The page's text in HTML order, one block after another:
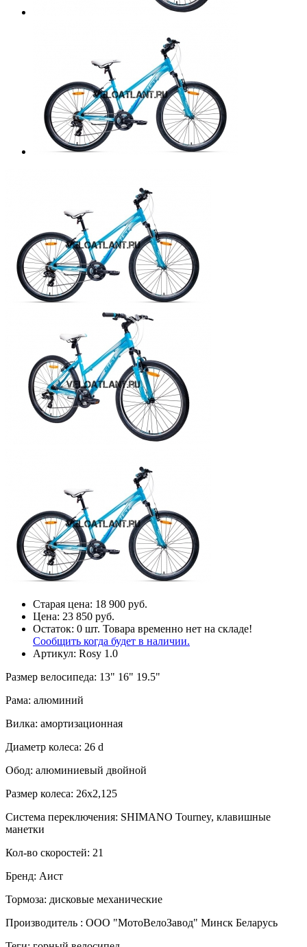
Старая цена: 18 900 руб.
Цена: 23 850 руб.
Остаток: 0 шт. Товара временно нет на складе!
Сообщить когда будет в наличии.
Артикул: Rosy 1.0
Размер велосипеда: 13" 16" 19.5"
Рама: алюминий
Вилка: амортизационная
Диаметр колеса: 26 d
Обод: алюминиевый двойной
Размер колеса: 26х2,125
Система переключения: SHIMANO Tourney, клавишные
манетки
Кол-во скоростей: 21
Бренд: Аист
Тормоза: дисковые механические
Производитель : ООО "МотоВелоЗавод" Минск Беларусь